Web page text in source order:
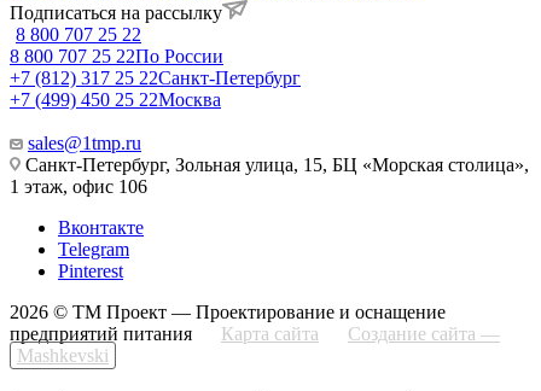
Подписаться на рассылку
8 800 707 25 22
8 800 707 25 22По России
+7 (812) 317 25 22Санкт-Петербург
+7 (499) 450 25 22Москва
sales@1tmp.ru
Санкт-Петербург, Зольная улица, 15, БЦ «Морская столица»,
1 этаж, офис 106
Вконтакте
Telegram
Pinterest
2026 © ТМ Проект — Проектирование и оснащение
предприятий питания
Карта сайта
Создание сайта —
Mashkevski